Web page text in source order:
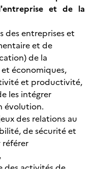
et de la
des entreprises et
et de
de la
économiques,
et productivité,
les intégrer
évolution.
des relations au
de sécurité et
référer